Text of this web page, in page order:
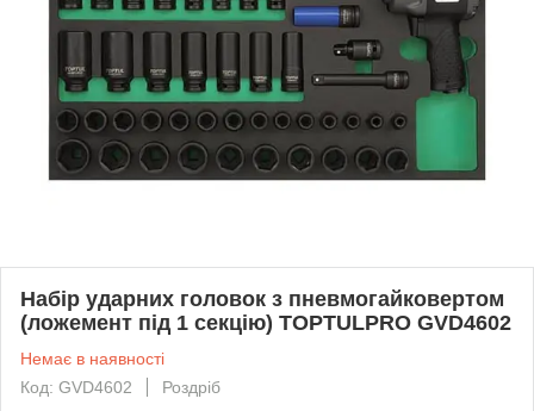
Набір ударних головок з пневмогайковертом
(ложемент під 1 секцію) TOPTULPRO GVD4602
Немає в наявності
Код: GVD4602
Роздріб